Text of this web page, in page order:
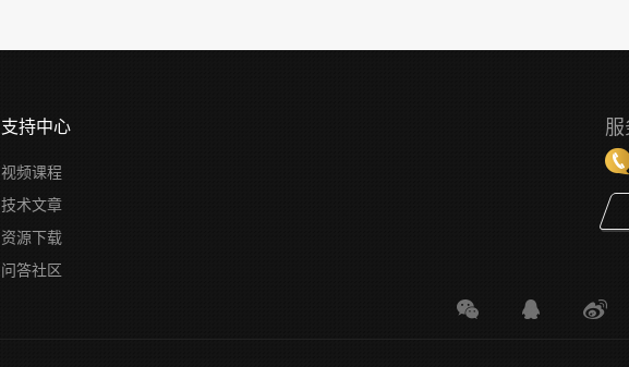
支持中心
视频课程
技术文章
资源下载
问答社区